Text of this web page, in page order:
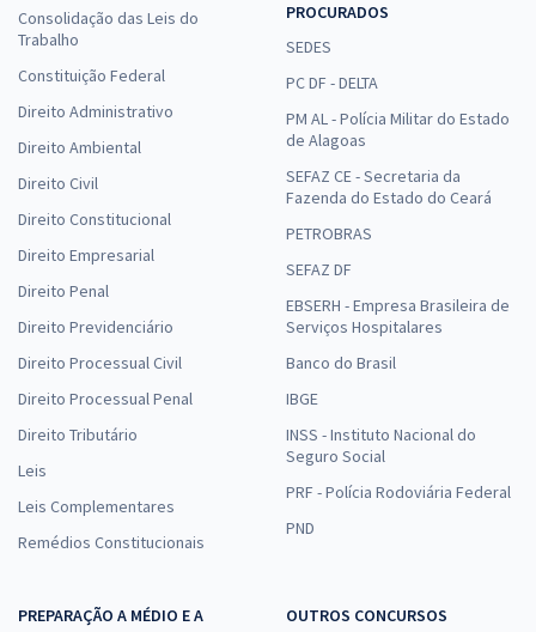
Consolidação das Leis do
Trabalho
Constituição Federal
Direito Administrativo
Direito Ambiental
Direito Civil
Direito Constitucional
Direito Empresarial
Direito Penal
Direito Previdenciário
Direito Processual Civil
Direito Processual Penal
Direito Tributário
Leis
Leis Complementares
Remédios Constitucionais
PROCURADOS
SEDES
PC DF - DELTA
PM AL - Polícia Militar do Estado
de Alagoas
SEFAZ CE - Secretaria da
Fazenda do Estado do Ceará
PETROBRAS
SEFAZ DF
EBSERH - Empresa Brasileira de
Serviços Hospitalares
Banco do Brasil
IBGE
INSS - Instituto Nacional do
Seguro Social
PRF - Polícia Rodoviária Federal
PND
PREPARAÇÃO A MÉDIO E A
OUTROS CONCURSOS